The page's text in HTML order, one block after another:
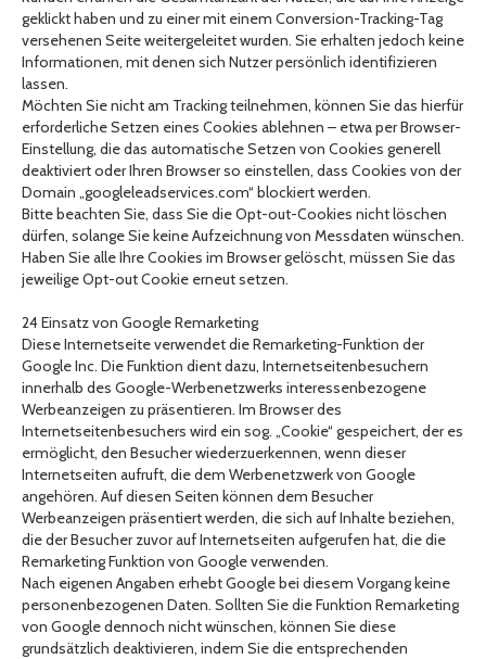
geklickt haben und zu einer mit einem Conversion-Tracking-Tag
versehenen Seite weitergeleitet wurden. Sie erhalten jedoch keine
Informationen, mit denen sich Nutzer persönlich identifizieren
lassen.
Möchten Sie nicht am Tracking teilnehmen, können Sie das hierfür
erforderliche Setzen eines Cookies ablehnen – etwa per Browser-
Einstellung, die das automatische Setzen von Cookies generell
deaktiviert oder Ihren Browser so einstellen, dass Cookies von der
Domain „googleleadservices.com“ blockiert werden.
Bitte beachten Sie, dass Sie die Opt-out-Cookies nicht löschen
dürfen, solange Sie keine Aufzeichnung von Messdaten wünschen.
Haben Sie alle Ihre Cookies im Browser gelöscht, müssen Sie das
jeweilige Opt-out Cookie erneut setzen.
24 Einsatz von Google Remarketing
Diese Internetseite verwendet die Remarketing-Funktion der
Google Inc. Die Funktion dient dazu, Internetseitenbesuchern
innerhalb des Google-Werbenetzwerks interessenbezogene
Werbeanzeigen zu präsentieren. Im Browser des
Internetseitenbesuchers wird ein sog. „Cookie“ gespeichert, der es
ermöglicht, den Besucher wiederzuerkennen, wenn dieser
Internetseiten aufruft, die dem Werbenetzwerk von Google
angehören. Auf diesen Seiten können dem Besucher
Werbeanzeigen präsentiert werden, die sich auf Inhalte beziehen,
die der Besucher zuvor auf Internetseiten aufgerufen hat, die die
Remarketing Funktion von Google verwenden.
Nach eigenen Angaben erhebt Google bei diesem Vorgang keine
personenbezogenen Daten. Sollten Sie die Funktion Remarketing
von Google dennoch nicht wünschen, können Sie diese
grundsätzlich deaktivieren, indem Sie die entsprechenden